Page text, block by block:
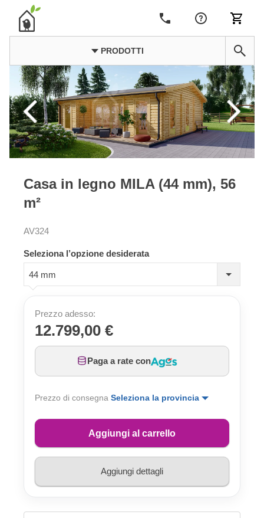
PRODOTTI
Casa in legno MILA (44 mm), 56
m²
AV324
Seleziona l’opzione desiderata
44 mm
Prezzo adesso:
12.799,00 €
Paga a rate con
Prezzo di consegna Seleziona la provincia
Aggiungi al carrello
Aggiungi dettagli